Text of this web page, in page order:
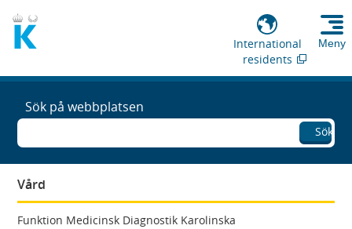
International
residents
Meny
Sök på webbplatsen
Sök
Vård
Funktion Medicinsk Diagnostik Karolinska